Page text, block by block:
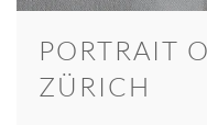
PORTRAIT
ZÜRICH